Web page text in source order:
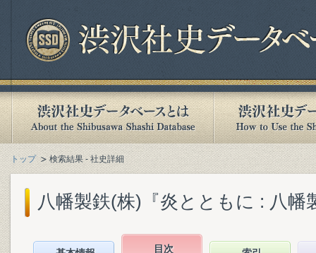
トップ 検索結果 - 社史詳細
八幡製鉄(株)『炎とともに : 八幡
目次